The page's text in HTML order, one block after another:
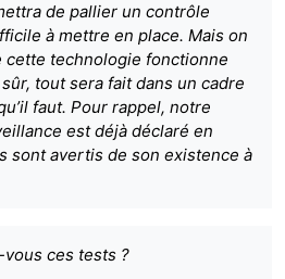
de pallier un contrôle
à mettre en place. Mais on
cette technologie fonctionne
tout sera fait dans un cadre
faut. Pour rappel, notre
est déjà déclaré en
sont avertis de son existence à
ces tests ?